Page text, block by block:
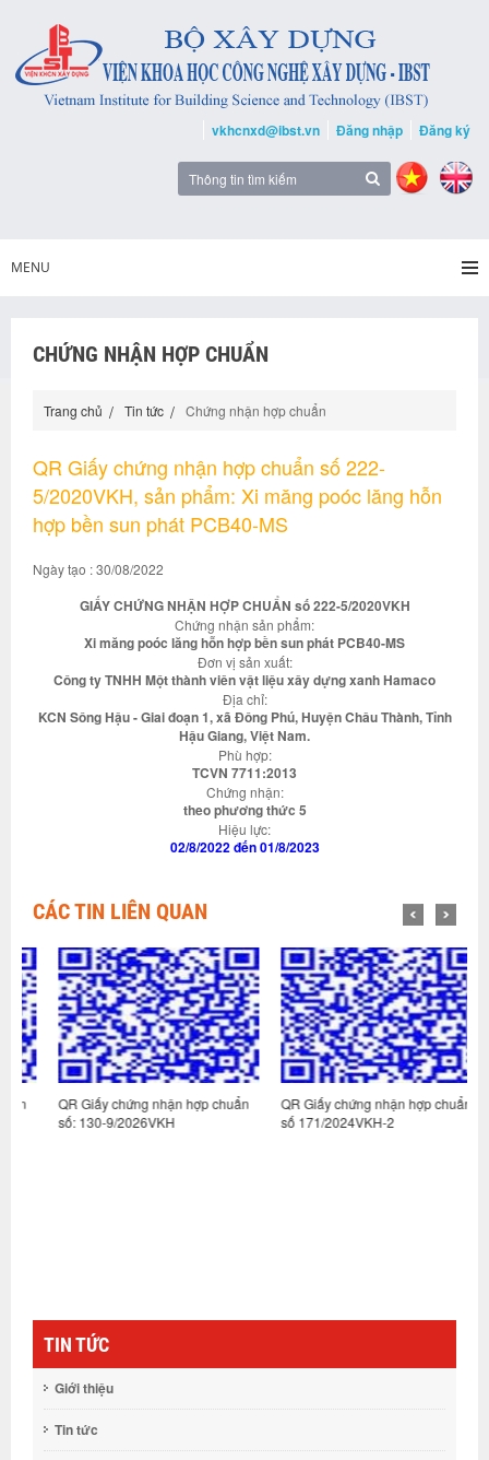
vkhcnxd@ibst.vn Đăng nhập Đăng ký
MENU
CHỨNG NHẬN HỢP CHUẨN
Trang chủ Tin tức Chứng nhận hợp chuẩn
QR Giấy chứng nhận hợp chuẩn số 222-
5/2020VKH, sản phẩm: Xi măng poóc lăng hỗn
hợp bền sun phát PCB40-MS
Ngày tạo : 30/08/2022
GIẤY CHỨNG NHẬN HỢP CHUẨN số 222-5/2020VKH
Chứng nhận sản phẩm:
Xi măng poóc lăng hỗn hợp bền sun phát PCB40-MS
Đơn vị sản xuất:
Công ty TNHH Một thành viên vật liệu xây dựng xanh Hamaco
Địa chỉ:
KCN Sông Hậu - Giai đoạn 1, xã Đông Phú, Huyện Châu Thành, Tỉnh
Hậu Giang, Việt Nam.
Phù hợp:
TCVN 7711:2013
Chứng nhận:
theo phương thức 5
Hiệu lực:
02/8/2022 đến 01/8/2023
CÁC TIN LIÊN QUAN
QR Giấy chứng nhận hợp chuẩn
số: 130-9/2026VKH
QR Giấy chứng nhận hợp chuẩn
số 171/2024VKH-2
TIN TỨC
Giới thiệu
Tin tức